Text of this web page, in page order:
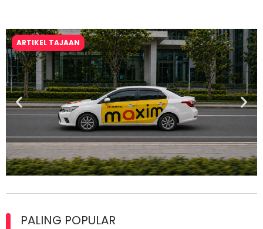
ARTIKEL TAJAAN
lesen separuh pertama 2026
PALING POPULAR